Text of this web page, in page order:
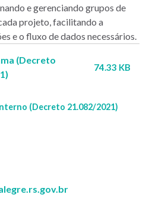
e gerenciando grupos de
projeto, facilitando a
e o fluxo de dados necessários.
(Decreto
74.33 KB
(Decreto 21.082/2021)